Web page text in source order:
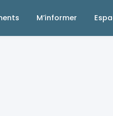
M’informer